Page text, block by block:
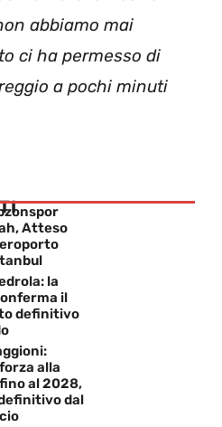
abbiamo mai
ci ha permesso di
a pochi minuti
Atteso
la
il
definitivo
alla
al 2028,
dal